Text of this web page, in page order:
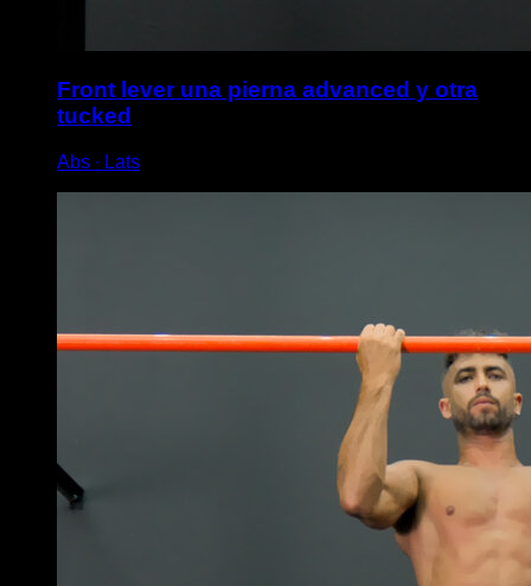
Front lever una pierna advanced y otra
tucked
Abs ∙ Lats